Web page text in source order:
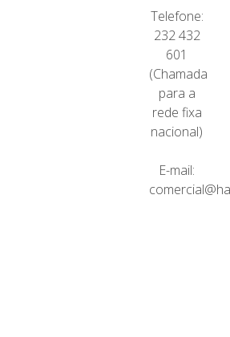
Telefone:
232 432
601
(Chamada
para a
rede fixa
nacional)
E-mail: